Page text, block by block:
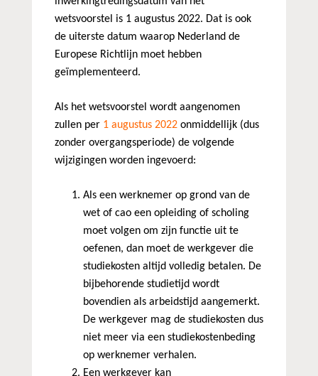
wetsvoorstel is 1 augustus 2022. Dat is ook
de uiterste datum waarop Nederland de
Europese Richtlijn moet hebben
geïmplementeerd.
Als het wetsvoorstel wordt aangenomen
zullen per 1 augustus 2022onmiddellijk (dus
zonder overgangsperiode) de volgende
wijzigingen worden ingevoerd:
Als een werknemer op grond van de
wet of cao een opleiding of scholing
moet volgen om zijn functie uit te
oefenen, dan moet de werkgever die
studiekosten altijd volledig betalen. De
bijbehorende studietijd wordt
bovendien als arbeidstijd aangemerkt.
De werkgever mag de studiekosten dus
niet meer via een studiekostenbeding
op werknemer verhalen.
Een werkgever kan